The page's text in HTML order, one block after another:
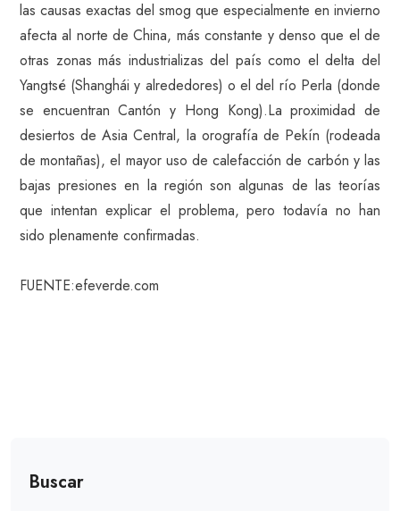
las causas exactas del smog que especialmente en invierno
afecta al norte de China, más constante y denso que el de
otras zonas más industrializas del país como el delta del
Yangtsé (Shanghái y alrededores) o el del río Perla (donde
se encuentran Cantón y Hong Kong).La proximidad de
desiertos de Asia Central, la orografía de Pekín (rodeada
de montañas), el mayor uso de calefacción de carbón y las
bajas presiones en la región son algunas de las teorías
que intentan explicar el problema, pero todavía no han
sido plenamente confirmadas.
FUENTE:efeverde.com
Buscar